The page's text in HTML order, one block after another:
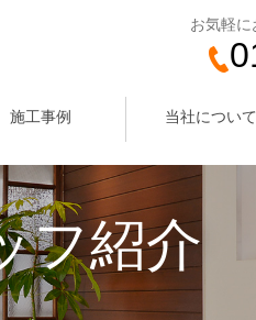
お気軽
施工事例 当社について
フ紹介